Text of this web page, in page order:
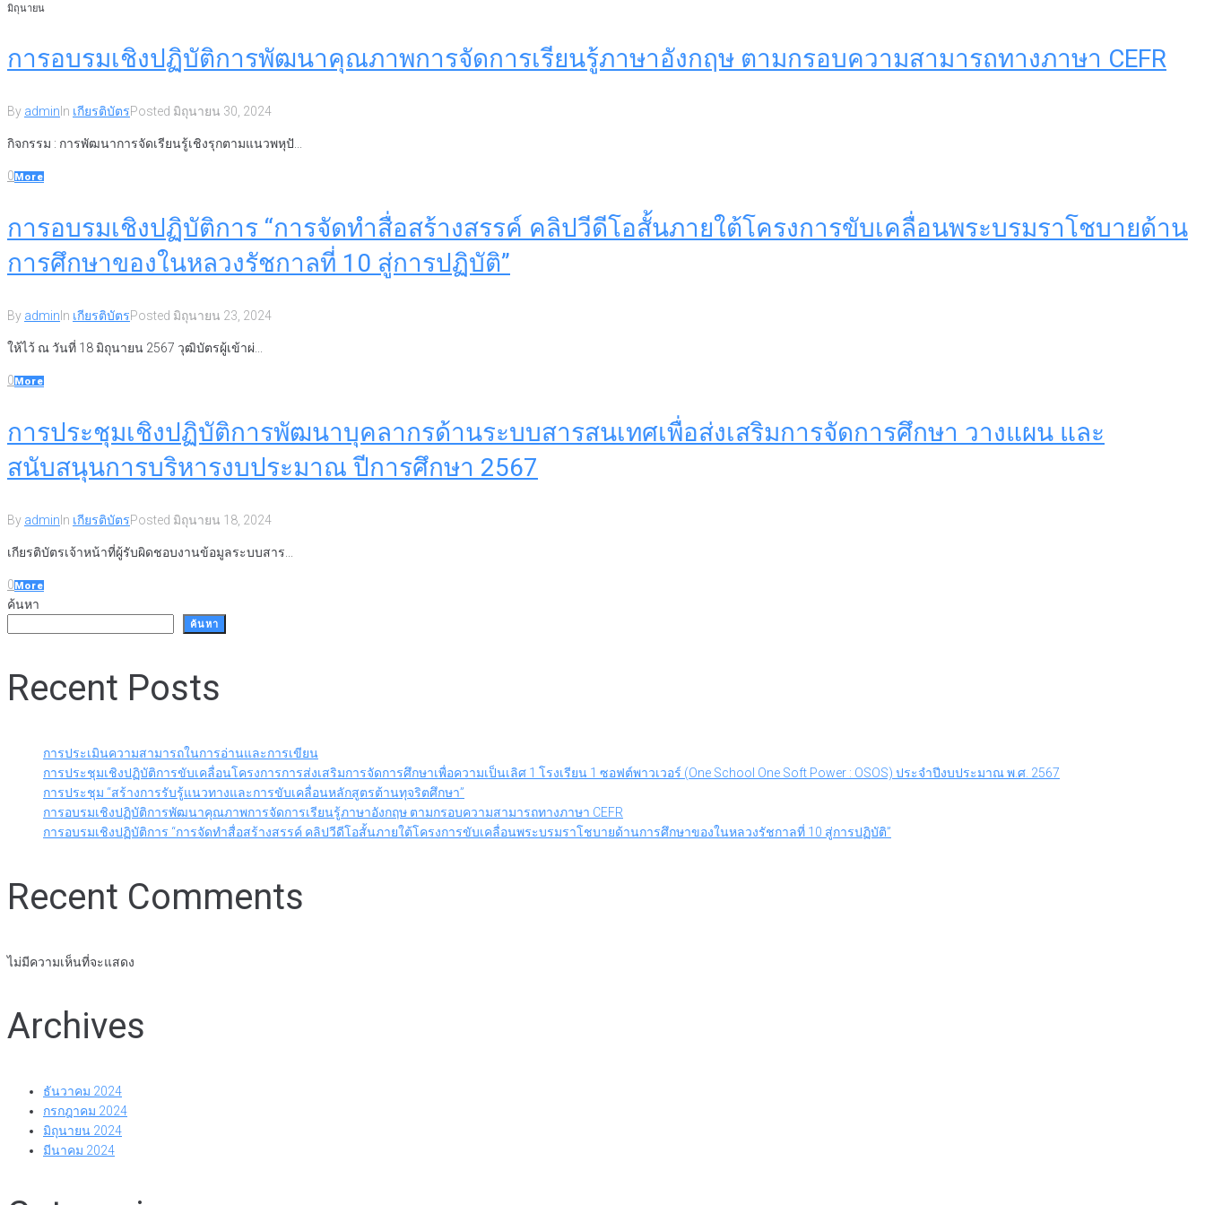
มิถุนายน
การอบรมเชิงปฏิบัติการพัฒนาคุณภาพการจัดการเรียนรู้ภาษาอังกฤษ ตามกรอบความสามารถทางภาษา CEFR
By admin In เกียรติบัตรPosted มิถุนายน 30, 2024
กิจกรรม : การพัฒนาการจัดเรียนรู้เชิงรุกตามแนวพหุปั...
0More
การอบรมเชิงปฏิบัติการ “การจัดทำสื่อสร้างสรรค์ คลิปวีดีโอสั้นภายใต้โครงการขับเคลื่อนพระบรมราโชบายด้าน
การศึกษาของในหลวงรัชกาลที่ 10 สู่การปฏิบัติ”
By admin In เกียรติบัตรPosted มิถุนายน 23, 2024
ให้ไว้ ณ วันที่ 18 มิถุนายน 2567 วุฒิบัตรผู้เข้าผ่...
0More
การประชุมเชิงปฏิบัติการพัฒนาบุคลากรด้านระบบสารสนเทศเพื่อส่งเสริมการจัดการศึกษา วางแผน และ
สนับสนุนการบริหารงบประมาณ ปีการศึกษา 2567
By admin In เกียรติบัตรPosted มิถุนายน 18, 2024
เกียรติบัตรเจ้าหน้าที่ผู้รับผิดชอบงานข้อมูลระบบสาร...
0More
ค้นหา
ค้นหา
Recent Posts
การประเมินความสามารถในการอ่านและการเขียน
การประชุมเชิงปฏิบัติการขับเคลื่อนโครงการการส่งเสริมการจัดการศึกษาเพื่อความเป็นเลิศ 1 โรงเรียน 1 ซอฟต์พาวเวอร์ (One School One Soft Power : OSOS) ประจำปีงบประมาณ พ.ศ. 2567
การประชุม “สร้างการรับรู้แนวทางและการขับเคลื่อนหลักสูตรต้านทุจริตศึกษา”
การอบรมเชิงปฏิบัติการพัฒนาคุณภาพการจัดการเรียนรู้ภาษาอังกฤษ ตามกรอบความสามารถทางภาษา CEFR
การอบรมเชิงปฏิบัติการ “การจัดทำสื่อสร้างสรรค์ คลิปวีดีโอสั้นภายใต้โครงการขับเคลื่อนพระบรมราโชบายด้านการศึกษาของในหลวงรัชกาลที่ 10 สู่การปฏิบัติ”
Recent Comments
ไม่มีความเห็นที่จะแสดง
Archives
ธันวาคม 2024
กรกฎาคม 2024
มิถุนายน 2024
มีนาคม 2024